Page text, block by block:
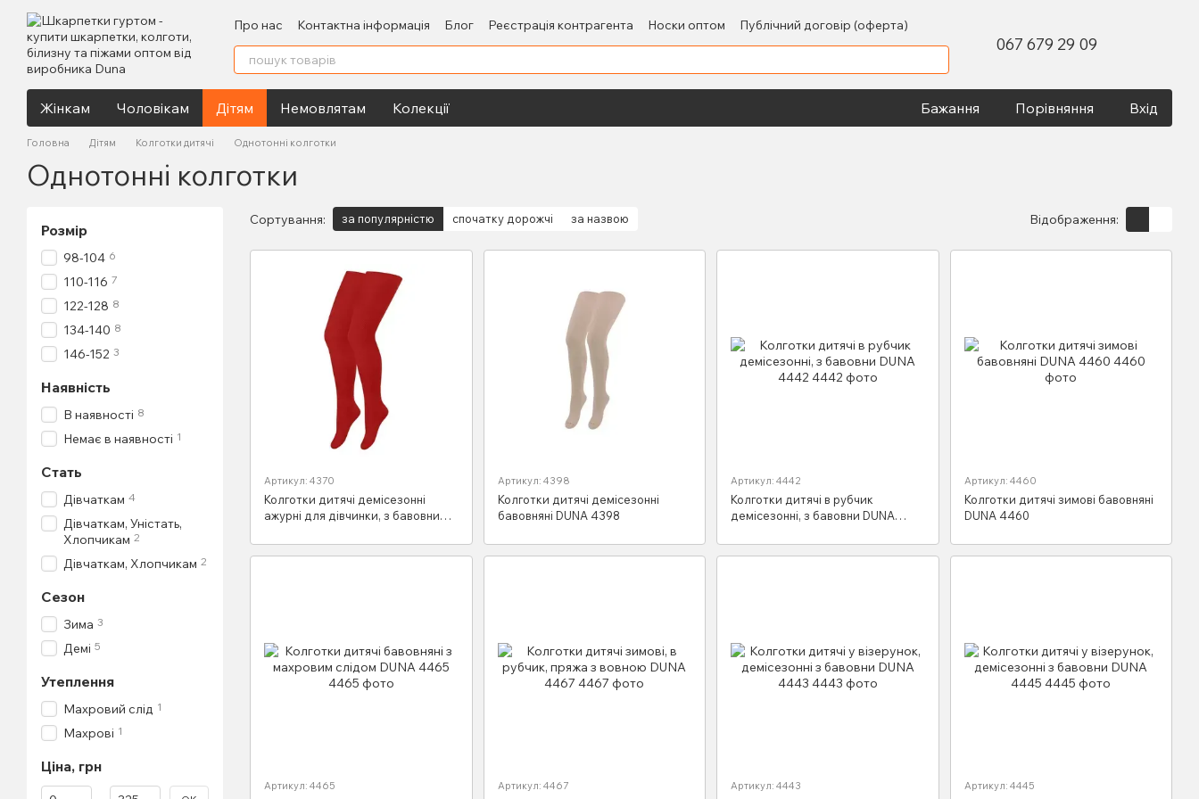
Перейти до основного контенту
Про нас Контактна інформація Блог Реєстрація контрагента Носки оптом Публічний договір (оферта)
067 679 29 09
Жінкам Чоловікам Дітям Немовлятам Колекції Бажання Порівняння Вхід
Головна Дітям Колготки дитячі Однотонні колготки
Однотонні колготки
Сортування: за популярністю спочатку дорожчі за назвою Відображення:
Артикул: 4370
Колготки дитячі демісезонні
ажурні для дівчинки, з бавовни
Артикул: 4398
Колготки дитячі демісезонні
бавовняні DUNA 4398
Артикул: 4442
Колготки дитячі в рубчик
демісезонні, з бавовни DUNA
Артикул: 4460
Колготки дитячі зимові бавовняні
DUNA 4460
Артикул: 4465 Артикул: 4467 Артикул: 4443 Артикул: 4445
Розмір
98-104 6
110-116 7
122-128 8
134-140 8
146-152 3
Наявність
В наявності 8
Немає в наявності 1
Стать
Дівчаткам 4
Дівчаткам, Уністать,
Хлопчикам 2
Дівчаткам, Хлопчикам 2
Сезон
Зима 3
Демі 5
Утеплення
Махровий слід 1
Махрові 1
Ціна, грн
Від Ціна, грн
До Ціна, грн